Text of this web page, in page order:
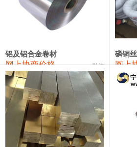
1#镁 17,000—18,000
18,900—19,100
1#电解锰(99.7%袋装) 18,000—18,200
1#铬 60,000—82,000
553#硅 9,300—9,500
441#硅 9,600—9,800
3303#硅 10,300—10,500
铝及铝合金卷材
网上协商价格 弘达 网上